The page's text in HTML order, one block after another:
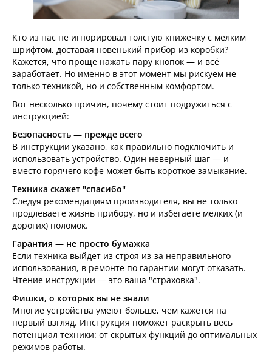
Кто из нас не игнорировал толстую книжечку с мелким
шрифтом, доставая новенький прибор из коробки?
Кажется, что проще нажать пару кнопок — и всё
заработает. Но именно в этот момент мы рискуем не
только техникой, но и собственным комфортом.
Вот несколько причин, почему стоит подружиться с
инструкцией:
Безопасность — прежде всего
В инструкции указано, как правильно подключить и
использовать устройство. Один неверный шаг — и
вместо горячего кофе может быть короткое замыкание.
Техника скажет "спасибо"
Следуя рекомендациям производителя, вы не только
продлеваете жизнь прибору, но и избегаете мелких (и
дорогих) поломок.
Гарантия — не просто бумажка
Если техника выйдет из строя из-за неправильного
использования, в ремонте по гарантии могут отказать.
Чтение инструкции — это ваша "страховка".
Фишки, о которых вы не знали
Многие устройства умеют больше, чем кажется на
первый взгляд. Инструкция поможет раскрыть весь
потенциал техники: от скрытых функций до оптимальных
режимов работы.